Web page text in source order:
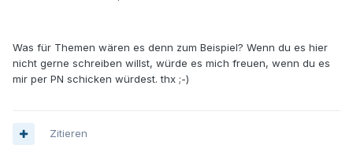
Was für Themen wären es denn zum Beispiel? Wenn du es hier
nicht gerne schreiben willst, würde es mich freuen, wenn du es
mir per PN schicken würdest. thx ;-)
Zitieren